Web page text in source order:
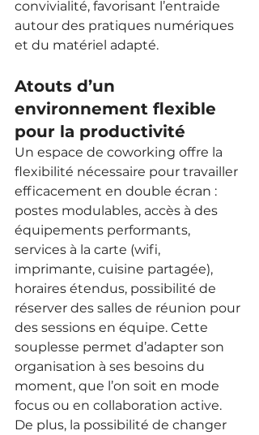
convivialité, favorisant l’entraide
autour des pratiques numériques
et du matériel adapté.
Atouts d’un
environnement flexible
pour la productivité
Un espace de coworking offre la
flexibilité nécessaire pour travailler
efficacement en double écran :
postes modulables, accès à des
équipements performants,
services à la carte (wifi,
imprimante, cuisine partagée),
horaires étendus, possibilité de
réserver des salles de réunion pour
des sessions en équipe. Cette
souplesse permet d’adapter son
organisation à ses besoins du
moment, que l’on soit en mode
focus ou en collaboration active.
De plus, la possibilité de changer